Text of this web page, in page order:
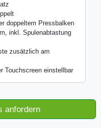
doppeltem Pressbalken
inkl. Spulenabtastung
zusätzlich am
Touchscreen einstellbar